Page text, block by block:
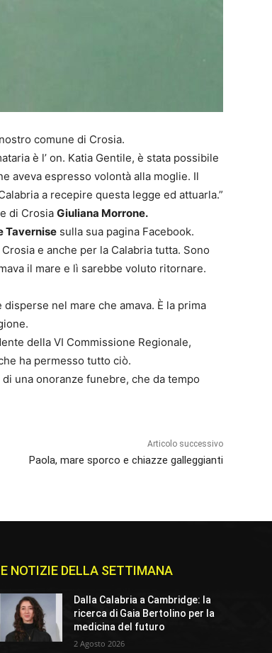
comune di Crosia.
è l’ on. Katia Gentile, è stata possibile
aveva espresso volontà alla moglie. Il
a recepire questa legge ed attuarla.”
di Crosia Giuliana Morrone.
Tavernise sulla sua pagina Facebook.
e anche per la Calabria tutta. Sono
il mare e lì sarebbe voluto ritornare.
nel mare che amava. È la prima
della VI Commissione Regionale,
ha permesso tutto ciò.
una onoranze funebre, che da tempo
Articolo successivo
Paola, mare sporco e chiazze galleggianti
NOTIZIE DELLA SETTIMANA
Dalla Calabria a Cambridge: la
ricerca di Gaia Bertolino per la
medicina del futuro
2 Agosto 2026